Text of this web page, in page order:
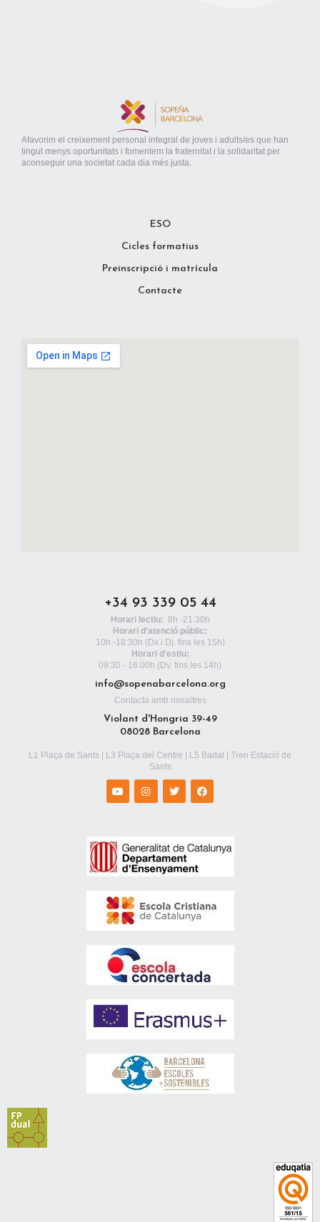
Afavorim el creixement personal integral de joves i adults/es que han
tingut menys oportunitats i fomentem la fraternitat i la solidaritat per
aconseguir una societat cada dia més justa.
ESO
Cicles formatius
Preinscripció i matrícula
Contacte
+34 93 339 05 44
Horari lectiu: 8h -21:30h
Horari d'atenció públic:
10h -18:30h (Dx.i Dj. fins les 15h)
Horari d'estiu:
09:30 - 16:00h (Dv. fins les 14h)
info@sopenabarcelona.org
Contacta amb nosaltres
Violant d'Hongria 39-49
08028 Barcelona
L1 Plaça de Sants | L3 Plaça del Centre | L5 Badal | Tren Estació de
Sants